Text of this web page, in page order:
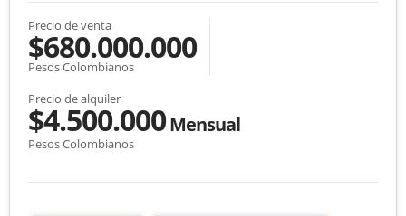
Precio de venta
$680.000.000
Pesos Colombianos
Precio de alquiler
$4.500.000Mensual
Pesos Colombianos